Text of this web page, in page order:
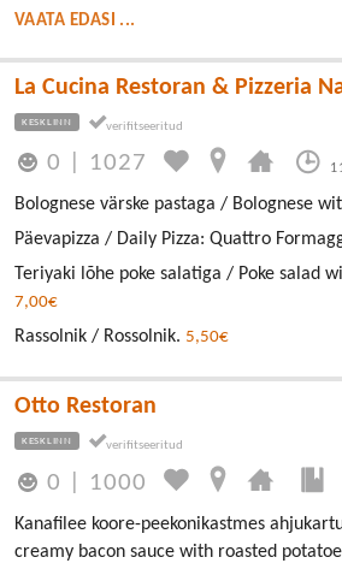
VAATA EDASI ...
La Cucina Restoran & Pizzeria
KESKLINN
0 1027
Bolognese värske pastaga / Bolognese
Päevapizza / Daily Pizza: Quattro
Teriyaki lõhe poke salatiga / Poke salad
7,00€
Rassolnik / Rossolnik. 5,50€
Otto Restoran
KESKLINN
0 1000
Kanafilee koore-peekonikastmes
creamy bacon sauce with roasted